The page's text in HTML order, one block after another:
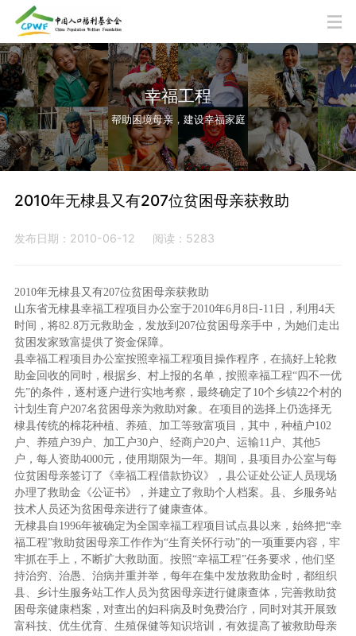
幸福工程
帮助困境母亲，建设幸福家庭
2010年无棣县又有207位贫困母亲获救助
发布日期：2010-06-12 阅读：5283
2010年无棣县又有207位贫困母亲获救助
山东省无棣县幸福工程项目办公室于2010年6月8日-11日，利用4天
时间，将82.8万元救助金，发放到207位贫困母亲手中，为她们走出
贫困发家致富提供了资金保障。
县幸福工程项目办公室按照幸福工程项目操作程序，在搞好上轮救
助金回收的同时，根据乡、村上报的名单，按照幸福工程“四不一优
先”的条件，逐村逐户进行实地考察，最终确定了10个乡镇22个村的
计划生育户207名贫困母亲为救助对象。在项目的选择上仍选择无
棣县传统的棉花种植、养殖、加工等致富项目，其中，种植户102
户、养殖户39户、加工户30户、经商户20户、运输11户、其他5
户，每人资助4000元，使用期限为一年。期间，县项目办公室与每
位贫困母亲签订了《幸福工程借款协议》，县公证处公证人员现场
办理了救助金《公证书》，并建立了救助个人档案。县、乡服务站
技术人员还为贫困母亲进行了健康查体。
无棣县自1996年被确定为全国幸福工程项目试点县以来，始终把“幸
福工程”救助贫困母亲工作作为“生育关怀行动”的一项重要内容，牢
牢抓在手上，不断扩大救助面。按照“幸福工程”任务要求，他们坚
持治穷、治愚、治病并重并举，每年在集中发放救助金时，都组织
县、乡计生服务站工作人员为贫困母亲进行健康查体，完善救助贫
困母亲健康档案，对查出的妇科病及时免费治疗，同时对其开展致
富科技、优生优育、生殖保健等知识培训，有效提高了被救助母亲